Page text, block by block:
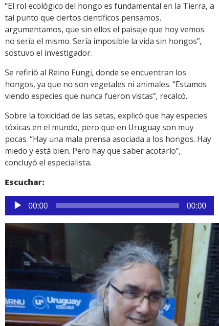
“El rol ecológico del hongo es fundamental en la Tierra, a
tal punto que ciertos científicos pensamos,
argumentamos, que sin ellos el paisaje que hoy vemos
no sería el mismo. Sería imposible la vida sin hongos”,
sostuvo el investigador.
Se refirió al Reino Fungi, donde se encuentran los
hongos, ya que no son vegetales ni animales. “Estamos
viendo especies que nunca fueron vistas”, recalcó.
Sobre la toxicidad de las setas, explicó que hay especies
tóxicas en el mundo, pero que en Uruguay son muy
pocas. “Hay una mala prensa asociada a los hongos. Hay
miedo y está bien. Pero hay que saber acotarlo”,
concluyó el especialista.
Escuchar:
Reproductor
de
audio
00:00 00:00